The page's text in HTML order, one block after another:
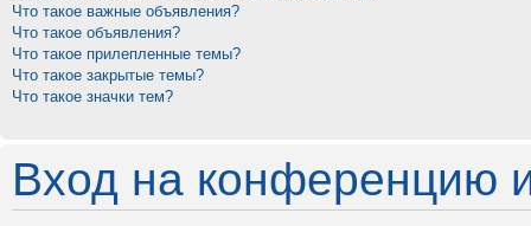
Что такое важные объявления?
Что такое объявления?
Что такое прилепленные темы?
Что такое закрытые темы?
Что такое значки тем?
Вход на конференцию